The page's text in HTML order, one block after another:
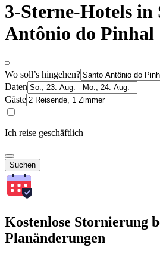
3-Sterne-Hotels in
Antônio do Pinhal
Wo soll’s hingehen?
Daten
Gäste
Ich reise geschäftlich
Suchen
Kostenlose Stornierung
Planänderungen